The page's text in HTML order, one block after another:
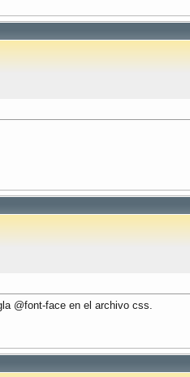
@font-face en el archivo css.